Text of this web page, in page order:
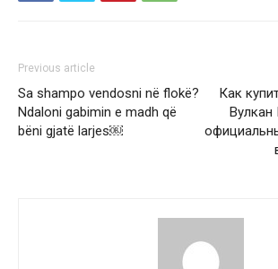
Previous article
Sa shampo vendosni në flokë?
Ndaloni gabimin e madh që
bëni gjatë larjes￼
Как
Вулкан